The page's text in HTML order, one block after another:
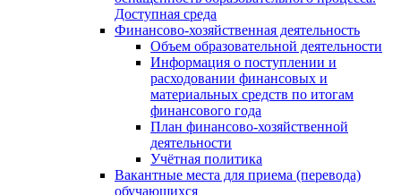
Доступная среда
Финансово-хозяйственная деятельность
Объем образовательной деятельности
Информация о поступлении и
расходовании финансовых и
материальных средств по итогам
финансового года
План финансово-хозяйственной
деятельности
Учётная политика
Вакантные места для приема (перевода)
обучающихся